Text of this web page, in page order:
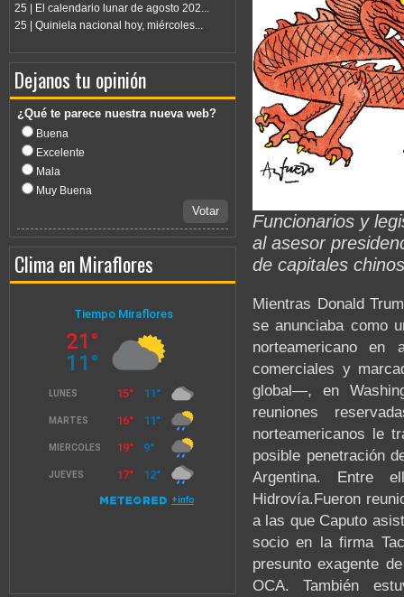
25 | El calendario lunar de agosto 202...
25 | Quiniela nacional hoy, miércoles...
Dejanos tu opinión
¿Qué te parece nuestra nueva web?
Buena
Excelente
Mala
Muy Buena
Votar
Clima en Miraflores
Funcionarios y
al asesor
de capitales
Mientras Donald
se anunciaba como
norteamericano en
comerciales y
global—, en
reuniones
norteamericanos le
posible penetración
Argentina. Entre
Hidrovía.Fueron
a las que Caputo
socio en la firma
presunto exagente
OCA. También